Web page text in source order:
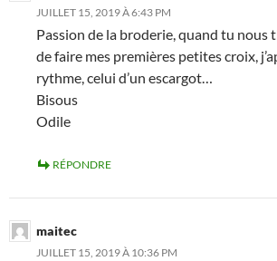
JUILLET 15, 2019 À 6:43 PM
Passion de la broderie, quand tu nous
de faire mes premières petites croix,
rythme, celui d’un escargot…
Bisous
Odile
RÉPONDRE
maitec
JUILLET 15, 2019 À 10:36 PM